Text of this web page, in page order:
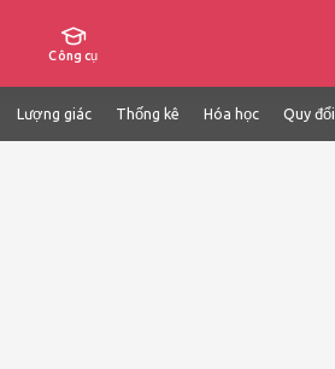
Công cụ
Lượng giác Thống kê Hóa học Quy đổi